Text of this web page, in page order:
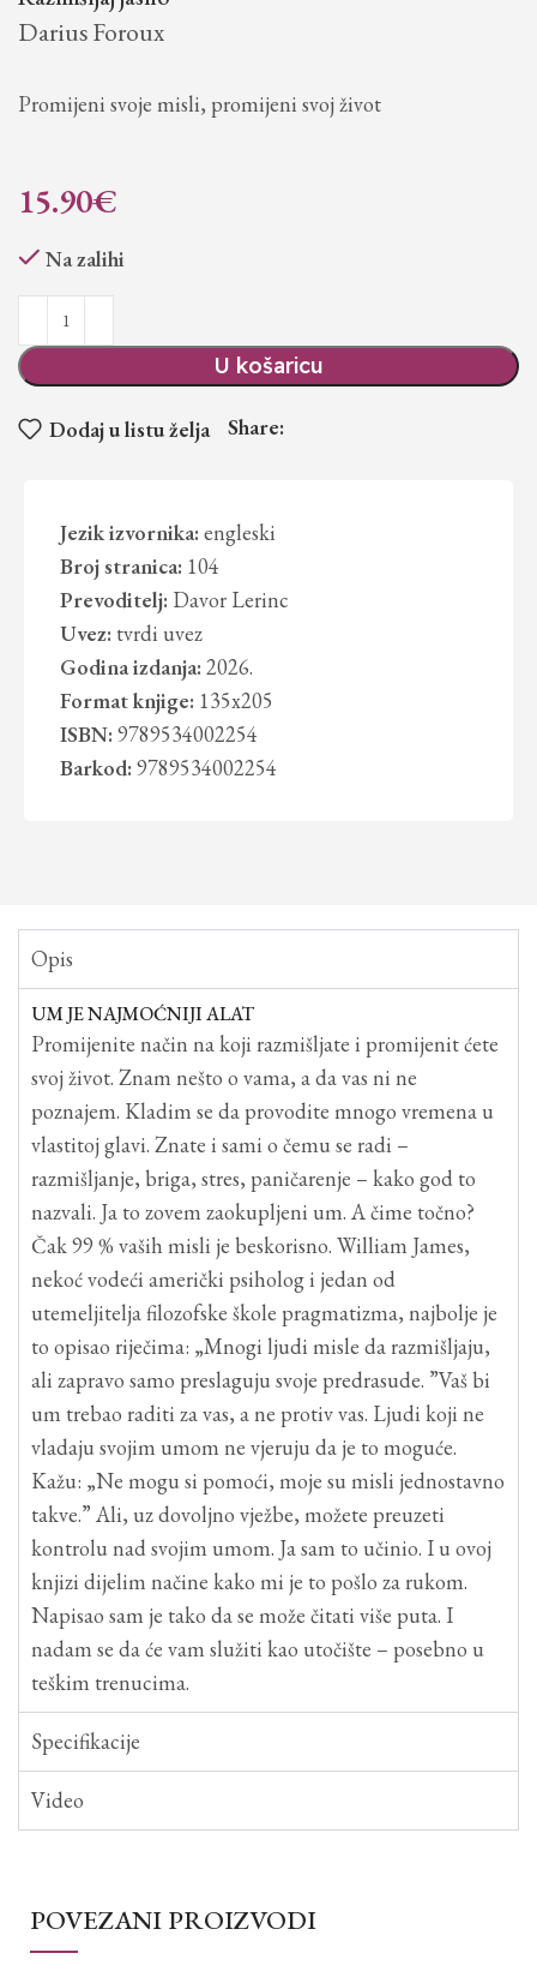
Darius Foroux
Promijeni svoje misli, promijeni svoj život
15.90€
Na zalihi
U košaricu
Dodaj u listu želja Share:
Jezik izvornika: engleski
Broj stranica: 104
Prevoditelj: Davor Lerinc
Uvez: tvrdi uvez
Godina izdanja: 2026.
Format knjige: 135x205
ISBN: 9789534002254
Barkod: 9789534002254
Opis
UM JE NAJMOĆNIJI ALAT
Promijenite način na koji razmišljate i promijenit ćete
svoj život. Znam nešto o vama, a da vas ni ne
poznajem. Kladim se da provodite mnogo vremena u
vlastitoj glavi. Znate i sami o čemu se radi –
razmišljanje, briga, stres, paničarenje – kako god to
nazvali. Ja to zovem zaokupljeni um. A čime točno?
Čak 99 % vaših misli je beskorisno. William James,
nekoć vodeći američki psiholog i jedan od
utemeljitelja filozofske škole pragmatizma, najbolje je
to opisao riječima: „Mnogi ljudi misle da razmišljaju,
ali zapravo samo preslaguju svoje predrasude. ”Vaš bi
um trebao raditi za vas, a ne protiv vas. Ljudi koji ne
vladaju svojim umom ne vjeruju da je to moguće.
Kažu: „Ne mogu si pomoći, moje su misli jednostavno
takve.” Ali, uz dovoljno vježbe, možete preuzeti
kontrolu nad svojim umom. Ja sam to učinio. I u ovoj
knjizi dijelim načine kako mi je to pošlo za rukom.
Napisao sam je tako da se može čitati više puta. I
nadam se da će vam služiti kao utočište – posebno u
teškim trenucima.
Specifikacije
Video
POVEZANI PROIZVODI